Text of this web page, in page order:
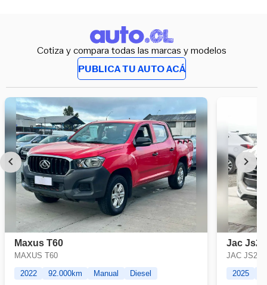
Cotiza y compara todas las marcas y modelos
PUBLICA TU AUTO ACÁ